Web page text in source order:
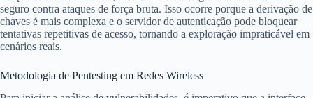
seguro contra ataques de força bruta. Isso ocorre porque a derivação de
chaves é mais complexa e o servidor de autenticação pode bloquear
tentativas repetitivas de acesso, tornando a exploração impraticável em
cenários reais.
Metodologia de Pentesting em Redes Wireless